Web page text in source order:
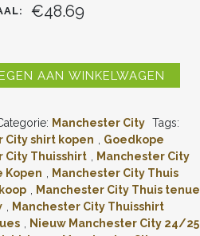
€48.69
AAN WINKELWAGEN
Manchester City Tags:
City shirt kopen , Goedkope
City Thuisshirt , Manchester City
Kopen , Manchester City Thuis
, Manchester City Thuis tenue
, Manchester City Thuisshirt
, Nieuw Manchester City 24/25